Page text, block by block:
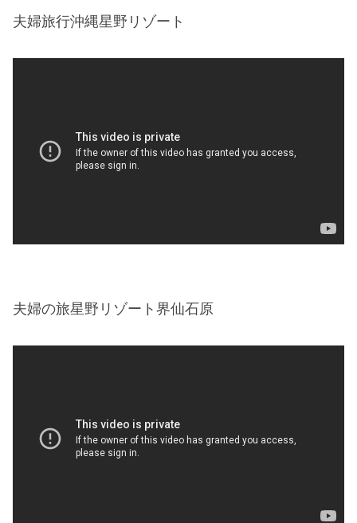
夫婦旅行沖縄星野リゾート
夫婦の旅星野リゾート界仙石原